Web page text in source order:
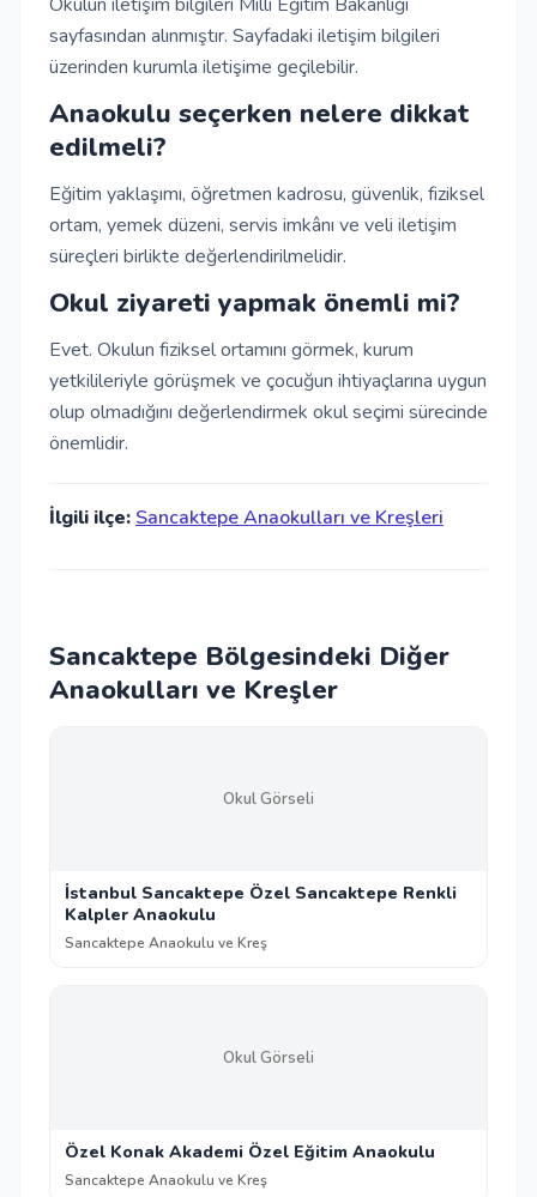
sayfasından alınmıştır. Sayfadaki iletişim bilgileri
üzerinden kurumla iletişime geçilebilir.
Anaokulu seçerken nelere dikkat
edilmeli?
Eğitim yaklaşımı, öğretmen kadrosu, güvenlik, fiziksel
ortam, yemek düzeni, servis imkânı ve veli iletişim
süreçleri birlikte değerlendirilmelidir.
Okul ziyareti yapmak önemli mi?
Evet. Okulun fiziksel ortamını görmek, kurum
yetkilileriyle görüşmek ve çocuğun ihtiyaçlarına uygun
olup olmadığını değerlendirmek okul seçimi sürecinde
önemlidir.
İlgili ilçe: Sancaktepe Anaokulları ve Kreşleri
Sancaktepe Bölgesindeki Diğer
Anaokulları ve Kreşler
Okul Görseli
İstanbul Sancaktepe Özel Sancaktepe Renkli
Kalpler Anaokulu
Sancaktepe Anaokulu ve Kreş
Okul Görseli
Özel Konak Akademi Özel Eğitim Anaokulu
Sancaktepe Anaokulu ve Kreş